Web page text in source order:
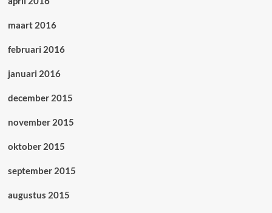
maart 2016
februari 2016
januari 2016
december 2015
november 2015
oktober 2015
september 2015
augustus 2015